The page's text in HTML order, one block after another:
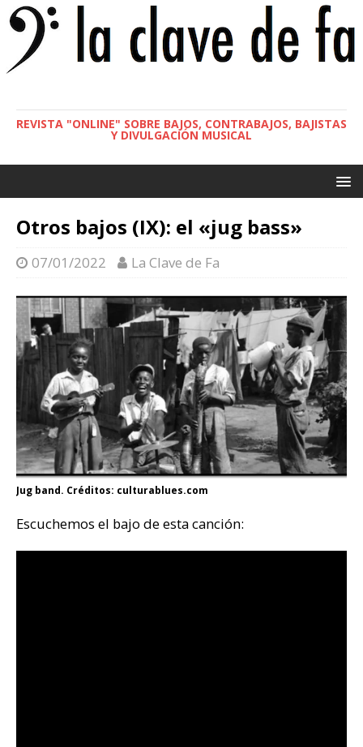
REVISTA "ONLINE" SOBRE BAJOS, CONTRABAJOS, BAJISTAS
Y DIVULGACIÓN MUSICAL
Otros bajos (IX): el «jug bass»
07/01/2022 La Clave de Fa
Jug band. Créditos: culturablues.com
Escuchemos el bajo de esta canción: